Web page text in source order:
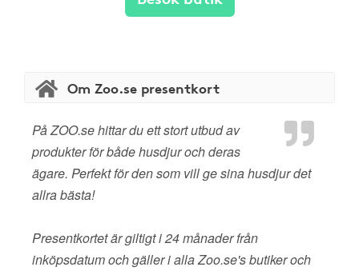
Om Zoo.se presentkort
På ZOO.se hittar du ett stort utbud av
produkter för både husdjur och deras
ägare. Perfekt för den som vill ge sina husdjur det
allra bästa!
Presentkortet är giltigt i 24 månader från
inköpsdatum och gäller i alla Zoo.se's butiker och